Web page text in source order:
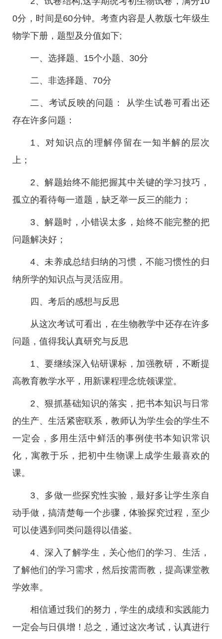
0分，时间是60分钟。考查内容是人教版七年级生
物学下册，题型及分值如下;
一、选择题、15个小题、30分
二、非选择题、70分
二、考试反映的问题： 从学生试卷可看出还
存在许多问题：
1、对知识点的理解停留在一知半解的层次
上；
2、解题始终不能把握其中关键的学习技巧，
孤立的看待每一道题，缺乏举一反三的能力；
3、解题时，小错误太多，始终不能完整的把
问题解决好；
4、未养成总结归纳的习惯，不能习惯性的归
纳所学的知识点与灵活应用。
四、考后的感想与反思
从这次考试可看出，在生物教学中还存在许多
问题，值得我认真研究与反思
1、要继续深入钻研课标，加强教研，不断提
高教育教学水平，用新课程理念统领课堂。
2、狠抓基础知识的落实，把书本知识与日常
的生产、生活紧密联系，教师认为学生会的学生不
一定会，多用生活中鲜活的事例使书本知识常识
化，寓教于乐，把初中生物课上成学生最喜欢的
课。
3、多做一些探究性实验，最好多让学生亲自
动手做，搞清楚每一个步骤，体验探究过程，至少
可以使遇到同类问题得以借鉴。
4、深入了解学生，关心他们的学习、生活，
了解他们的学习需求，然后按需而教，提高课堂教
学效率。
相信通过我们的努力，学生的成绩和实践能力
一定会与日俱增！总之，通过这次考试，认真进行